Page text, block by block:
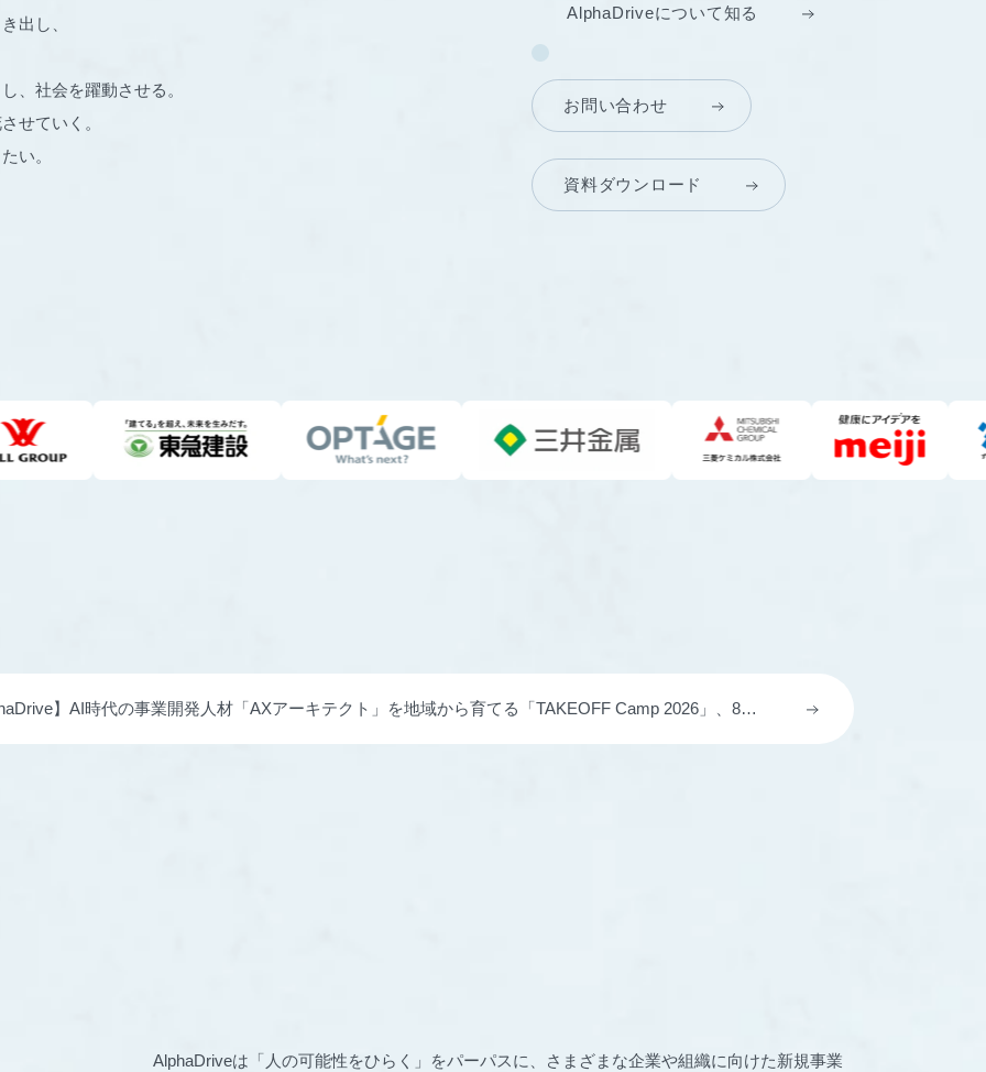
出し、
、社会を躍動させる。
せていく。
い。
AlphaDriveについて知る
お問い合わせ
資料ダウンロード
】AI時代の事業開発人材「AXアーキテクト」を地域から育てる「TAKEOFF Camp 2026」、8月
AlphaDriveは「人の可能性をひらく」をパーパスに、さまざまな企業や組織に向けた新規事業